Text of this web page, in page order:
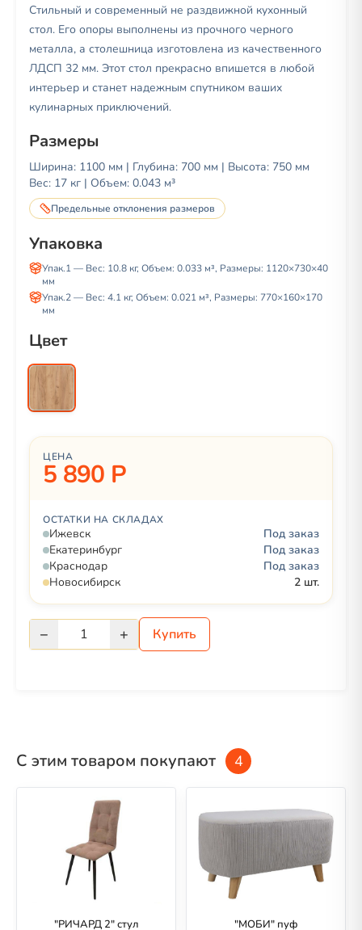
Стильный и современный не раздвижной кухонный
стол. Его опоры выполнены из прочного черного
металла, а столешница изготовлена из качественного
ЛДСП 32 мм. Этот стол прекрасно впишется в любой
интерьер и станет надежным спутником ваших
кулинарных приключений.
Размеры
Ширина: 1100 мм | Глубина: 700 мм | Высота: 750 мм
Вес: 17 кг | Объем: 0.043 м³
Предельные отклонения размеров
Упаковка
Упак.1— Вес: 10.8 кг, Объем: 0.033 м³, Размеры: 1120×730×40
мм
Упак.2— Вес: 4.1 кг, Объем: 0.021 м³, Размеры: 770×160×170
мм
Цвет
ЦЕНА
5 890 Р
ОСТАТКИ НА СКЛАДАХ
Ижевск
Под заказ
Екатеринбург
Под заказ
Краснодар
Под заказ
Новосибирск
2 шт.
− 1 + Купить
С этим товаром покупают 4
"РИЧАРД 2" стул "МОБИ" пуф